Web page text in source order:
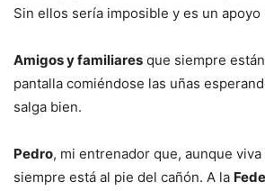
Sin ellos sería imposible y es un
Amigos y familiares que siempre
pantalla comiéndose las uñas
salga bien.
Pedro, mi entrenador que, aunque viva
siempre está al pie del cañón. A la